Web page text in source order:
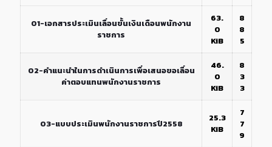
01-เอกสารประเมินเลื่อนขั้นเงินเดือนพนักงาน
ราชการ
63.
0
KiB
8
8
5
02-คำแนะนำในการดำเนินการเพื่อเสนอขอเลื่อน
ค่าตอบแทนพนักงานราชการ
46.
0
KiB
8
3
3
03-แบบประเมินพนักงานราชการปี2558
25.3
KiB
7
7
9